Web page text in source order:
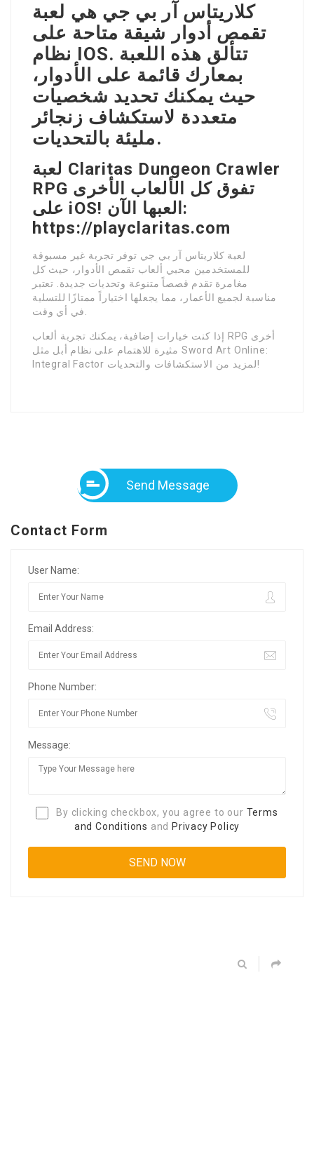
كلاريتاس آر بي جي هي لعبة
تقمص أدوار شيقة متاحة على
نظام IOS. تتألق هذه اللعبة
بمعارك قائمة على الأدوار،
حيث يمكنك تحديد شخصيات
متعددة لاستكشاف زنجائر
مليئة بالتحديات.
لعبة Claritas Dungeon Crawler
RPG تفوق كل الألعاب الأخرى
على iOS! العبها الآن:
https://playclaritas.com
لعبة كلاريتاس آر بي جي توفر تجربة غير مسبوقة
للمستخدمين محبي ألعاب تقمص الأدوار، حيث كل
مغامرة تقدم قصصاً متنوعة وتحديات جديدة. تعتبر
مناسبة لجميع الأعمار، مما يجعلها اختياراً ممتازًا للتسلية
إذا كنت خيارات إضافية، يمكنك تجربة ألعاب RPG أخرى
مثيرة للاهتمام على نظام أبل مثل Sword Art Online:
Integral Factor لمزيد من الاستكشافات والتحديات!
Send Message
Contact Form
User Name:
Email Address:
Phone Number:
Message:
By clicking checkbox, you agree to our Terms
and Conditions and Privacy Policy